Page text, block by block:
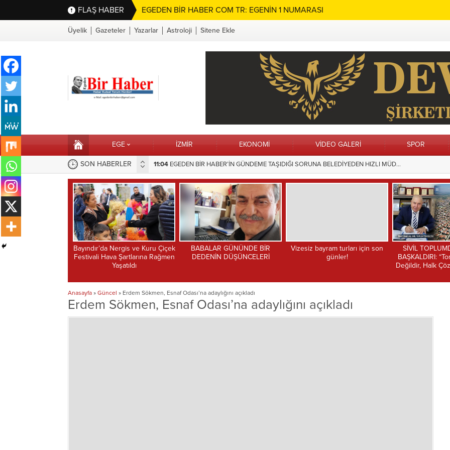
FLAŞ HABER EGEDEN BİR HABER COM TR: EGENİN 1 NUMARASI
Üyelik Gazeteler Yazarlar Astroloji Sitene Ekle
EGE İZMİR EKONOMİ VİDEO GALERİ SPOR
SON HABERLER
TAŞIDIĞI SORUNA BELEDİYEDEN HIZLI MÜDAHALE 16:10 Selahattin Sapmaz’ın Adı Menteşe’de Sonsuza Dek Yaşayacak
Nergis ve Kuru Çiçek
BABALAR GÜNÜNDE BİR
DEDENİN DÜŞÜNCELERİ
Vizesiz bayram turları için son
günler!
SİVİL TOPLUMDAN TARİHİ
BAŞKALDIRI: “Torbalı Sahipsiz
MHP Torbalı İlçe
TEMAD’a
Anasayfa » Güncel » Erdem Sökmen, Esnaf Odası’na adaylığını açıkladı
Erdem Sökmen, Esnaf Odası’na adaylığını açıkladı